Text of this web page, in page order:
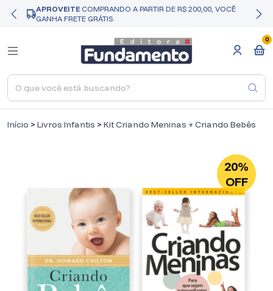
APROVEITE COMPRANDO A PARTIR DE R$ 200,00, VOCÊ
GANHA FRETE GRÁTIS.
0
Início > Livros Infantis > Kit Criando Meninas + Criando Bebês
20%
OFF